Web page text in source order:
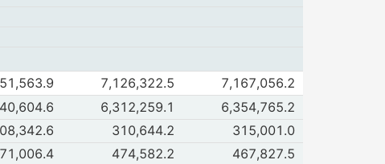
de Total ( A+B+C+D+E )
2026 Jun 20267,126,322.5 7,167,056.2
de A. Sector privado no financiero (I y II)
2026 Jun 20266,312,259.1 6,354,765.2
de B. Sector financiero del país 7/
2026 Jun 2026310,644.2 315,001.0
de C. Sector público
2026 Jun 2026474,582.2 467,827.5